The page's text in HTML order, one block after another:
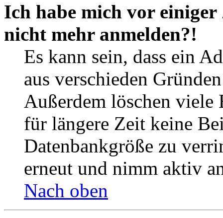
Ich habe mich vor
nicht mehr anmelden?!
Es kann sein, dass ein
aus verschieden
Außerdem löschen viele
für längere Zeit keine
Datenbankgröße zu
erneut und nimm aktiv
Nach oben